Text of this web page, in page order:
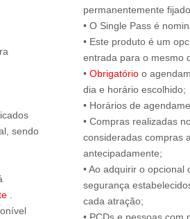
sendo
permanentemente
• O Single Pass é
• Este produto é um
entrada para o mesmo
• Obrigatório o
dia e horário escolhido;
• Horários de
• Compras realizadas
consideradas compras
antecipadamente;
• Ao adquirir o
segurança
cada atração;